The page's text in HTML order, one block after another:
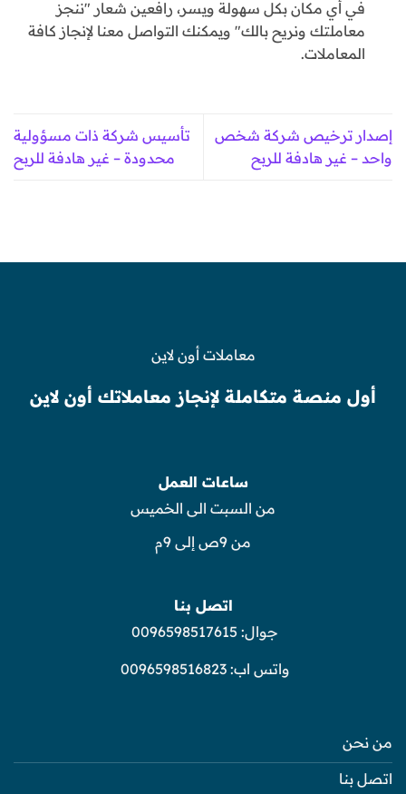
في أي مكان بكل سهولة ويسر، رافعين شعار "ننجز
معاملتك ونريح بالك" ويمكنك التواصل معنا لإنجاز كافة
المعاملات.
إصدار ترخيص شركة شخص
واحد – غير هادفة للربح
تأسيس شركة ذات مسؤولية
محدودة – غير هادفة للربح
معاملات أون لاين
أول منصة متكاملة لإنجاز معاملاتك أون لاين
ساعات العمل
من السبت الى الخميس
من 9ص إلى 9م
اتصل بنا
جوال: 0096598517615
واتس اب:0096598516823
من نحن
اتصل بنا